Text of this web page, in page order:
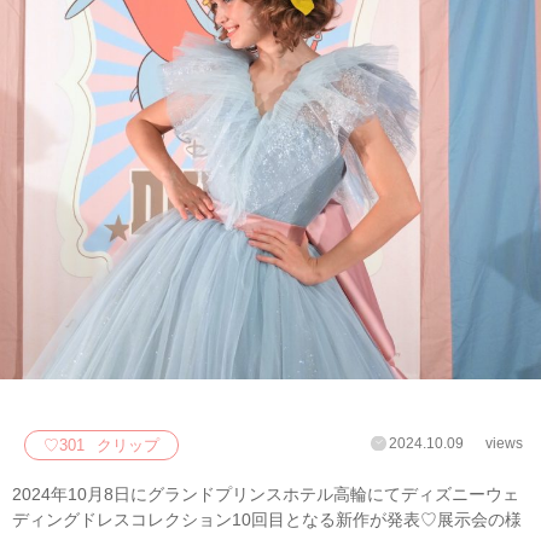
♡301 クリップ 2024.10.09 views
2024年10月8日にグランドプリンスホテル高輪にてディズニーウェ
ディングドレスコレクション10回目となる新作が発表♡展示会の様